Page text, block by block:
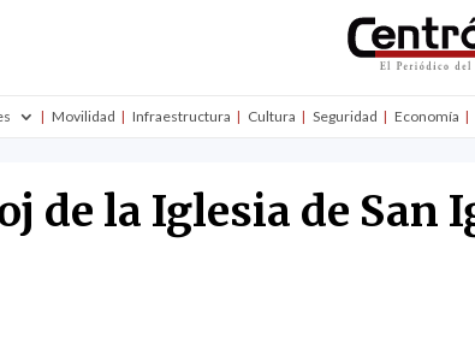
Movilidad Infraestructura Cultura Seguridad Economía
de la Iglesia de San